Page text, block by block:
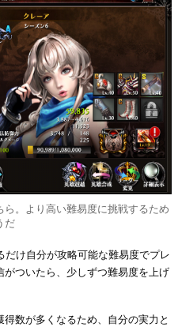
。より高い難易度に挑戦するため
だ
だけ自分が攻略可能な難易度でプレ
ついたら、少しずつ難易度を上げ
数が多くなるため、自分の実力と